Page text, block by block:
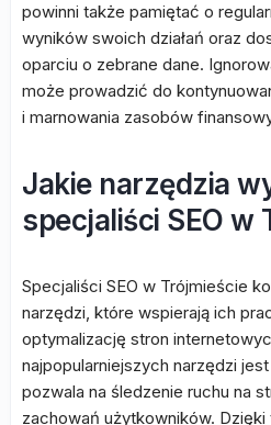
powinni także pamiętać o
wyników swoich działań oraz
oparciu o zebrane dane.
może prowadzić do
i marnowania zasobów
Jakie narzędzia
specjaliści SEO w
Specjaliści SEO w Trójmieście
narzędzi, które wspierają ich
optymalizację stron
najpopularniejszych narzędzi
pozwala na śledzenie ruchu na
zachowań użytkowników.